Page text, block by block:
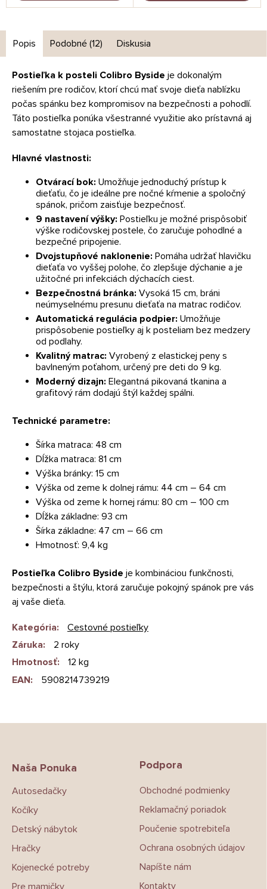
Popis Podobné (12) Diskusia
Postieľka k posteli Colibro Byside je dokonalým
riešením pre rodičov, ktorí chcú mať svoje dieťa nablízku
počas spánku bez kompromisov na bezpečnosti a pohodlí.
Táto postieľka ponúka všestranné využitie ako prístavná aj
samostatne stojaca postieľka.
Hlavné vlastnosti:
Otvárací bok: Umožňuje jednoduchý prístup k
dieťaťu, čo je ideálne pre nočné kŕmenie a spoločný
spánok, pričom zaisťuje bezpečnosť.
9 nastavení výšky: Postieľku je možné prispôsobiť
výške rodičovskej postele, čo zaručuje pohodlné a
bezpečné pripojenie.
Dvojstupňové naklonenie: Pomáha udržať hlavičku
dieťaťa vo vyššej polohe, čo zlepšuje dýchanie a je
užitočné pri infekciách dýchacích ciest.
Bezpečnostná bránka: Vysoká 15 cm, bráni
neúmyselnému presunu dieťaťa na matrac rodičov.
Automatická regulácia podpier: Umožňuje
prispôsobenie postieľky aj k posteliam bez medzery
od podlahy.
Kvalitný matrac: Vyrobený z elastickej peny s
bavlneným poťahom, určený pre deti do 9 kg.
Moderný dizajn: Elegantná pikovaná tkanina a
grafitový rám dodajú štýl každej spálni.
Technické parametre:
Šírka matraca: 48 cm
Dĺžka matraca: 81 cm
Výška bránky: 15 cm
Výška od zeme k dolnej rámu: 44 cm – 64 cm
Výška od zeme k hornej rámu: 80 cm – 100 cm
Dĺžka základne: 93 cm
Šírka základne: 47 cm – 66 cm
Hmotnosť: 9,4 kg
Postieľka Colibro Byside je kombináciou funkčnosti,
bezpečnosti a štýlu, ktorá zaručuje pokojný spánok pre vás
aj vaše dieťa.
Kategória:
Cestovné postieľky
Záruka:
2 roky
Hmotnosť:
12 kg
EAN: 5908214739219
Naša Ponuka
Autosedačky
Kočíky
Detský nábytok
Hračky
Kojenecké potreby
Podpora
Obchodné podmienky
Reklamačný poriadok
Poučenie spotrebiteľa
Ochrana osobných údajov
Napíšte nám
Kontakty